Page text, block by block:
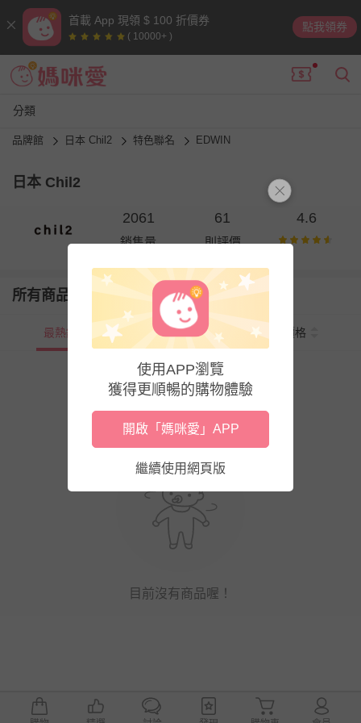
首載 App 現領 $ 100 折價券
( 10000+ )
點我領券
分類
品牌館 日本 Chil2 特色聯名 EDWIN
日本 Chil2
2061
銷售量
61
則評價
4.6
所有商品
最熱銷 新上市 價格
目前沒有商品喔！
使用APP瀏覽
獲得更順暢的購物體驗
開啟「媽咪愛」APP
繼續使用網頁版